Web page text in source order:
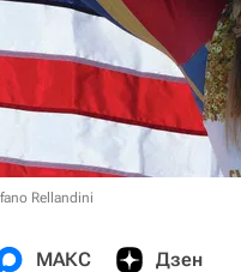
Rellandini
МАКС Дзен